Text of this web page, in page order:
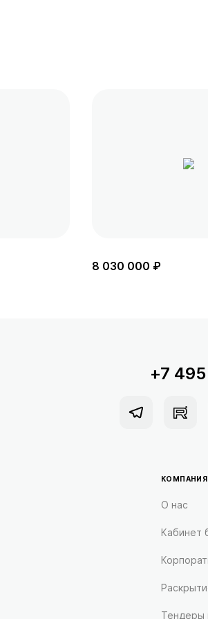
8 030 000 ₽
+7
КОМПАНИЯ
О нас
Кабинет
Тендеры